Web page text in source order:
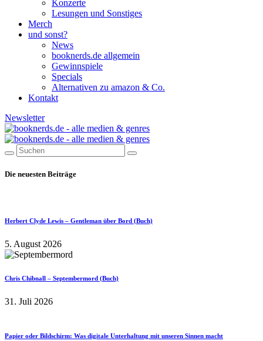
Konzerte
Lesungen und Sonstiges
Merch
und sonst?
News
booknerds.de allgemein
Gewinnspiele
Specials
Alternativen zu amazon & Co.
Kontakt
Newsletter
Die neuesten Beiträge
Herbert Clyde Lewis – Gentleman über Bord (Buch)
5. August 2026
Chris Chibnall – Septembermord (Buch)
31. Juli 2026
Papier oder Bildschirm: Was digitale Unterhaltung mit unseren Sinnen macht